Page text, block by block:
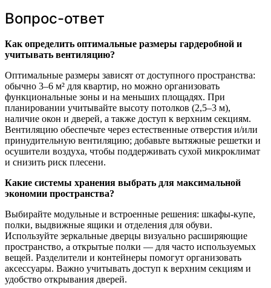
Вопрос-ответ
Как определить оптимальные размеры гардеробной и
учитывать вентиляцию?
Оптимальные размеры зависят от доступного пространства:
обычно 3–6 м² для квартир, но можно организовать
функциональные зоны и на меньших площадях. При
планировании учитывайте высоту потолков (2,5–3 м),
наличие окон и дверей, а также доступ к верхним секциям.
Вентиляцию обеспечьте через естественные отверстия и/или
принудительную вентиляцию; добавьте вытяжные решетки и
осушители воздуха, чтобы поддерживать сухой микроклимат
и снизить риск плесени.
Какие системы хранения выбрать для максимальной
экономии пространства?
Выбирайте модульные и встроенные решения: шкафы-купе,
полки, выдвижные ящики и отделения для обуви.
Используйте зеркальные дверцы визуально расширяющие
пространство, а открытые полки — для часто используемых
вещей. Разделители и контейнеры помогут организовать
аксессуары. Важно учитывать доступ к верхним секциям и
удобство открывания дверей.